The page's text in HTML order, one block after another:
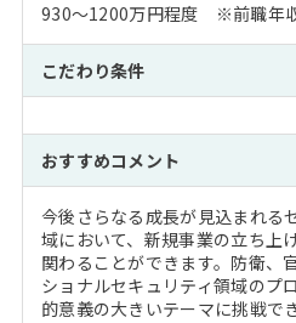
930～1200万円程度 ※前職年
こだわり条件
おすすめコメント
今後さらなる成長が見込まれる
域において、新規事業の立ち上
関わることができます。防衛、
ショナルセキュリティ領域のプ
的意義の大きいテーマに挑戦で